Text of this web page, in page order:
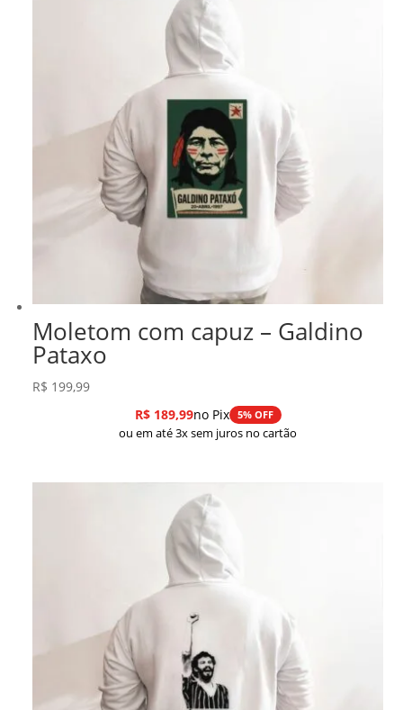
Moletom com capuz – Galdino
Pataxo
R$ 199,99
R$189,99no Pix 5% OFF
ou em até 3x sem juros no cartão